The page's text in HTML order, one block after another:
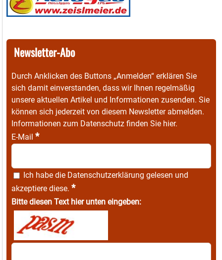
Newsletter-Abo
Durch Anklicken des Buttons „Anmelden“ erklären Sie
sich damit einverstanden, dass wir Ihnen regelmäßig
unsere aktuellen Artikel und Informationen zusenden. Sie
können sich jederzeit von diesem Newsletter abmelden.
Informationen zum Datenschutz finden Sie hier.
E-Mail *
Ich habe die Datenschutzerklärung gelesen und
akzeptiere diese. *
Bitte diesen Text hier unten eingeben: